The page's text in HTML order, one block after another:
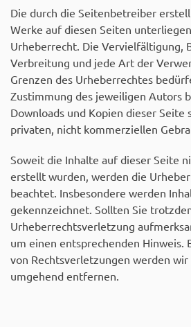
Die durch die Seitenbetreiber
Werke auf diesen Seiten
Urheberrecht. Die Vervielfältigung,
Verbreitung und jede Art der
Grenzen des Urheberrechtes
Zustimmung des jeweiligen Autors
Downloads und Kopien dieser Seite
privaten, nicht kommerziellen
Soweit die Inhalte auf dieser Seite
erstellt wurden, werden die
beachtet. Insbesondere werden
gekennzeichnet. Sollten Sie
Urheberrechtsverletzung
um einen entsprechenden Hinweis.
von Rechtsverletzungen werden
umgehend entfernen.